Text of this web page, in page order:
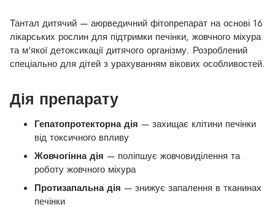
Тантал дитячий — аюрведичний фітопрепарат на основі 16
лікарських рослин для підтримки печінки, жовчного міхура
та м'якої детоксикації дитячого організму. Розроблений
спеціально для дітей з урахуванням вікових особливостей.
Дія препарату
Гепатопротекторна дія — захищає клітини печінки
від токсичного впливу
Жовчогінна дія — поліпшує жовчовиділення та
роботу жовчного міхура
Протизапальна дія — знижує запалення в тканинах
печінки